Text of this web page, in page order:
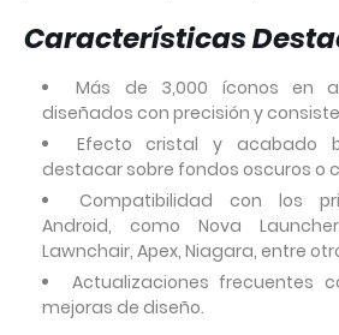
Características
Más de 3,000 íconos en
diseñados con precisión y
Efecto cristal y acabado
destacar sobre fondos oscuros o
Compatibilidad con los
Android, como Nova
Lawnchair, Apex, Niagara, entre
Actualizaciones frecuentes
mejoras de diseño.